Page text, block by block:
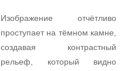
Изображение отчётливо
проступает на тёмном камне,
создавая контрастный
рельеф, который видно